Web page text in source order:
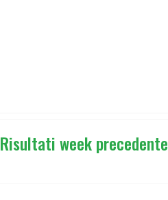
Risultati week precedente